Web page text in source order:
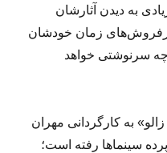
به دیدن آثارشان
زمان خودشان
چه سرنوشتی خواهد
به کارگردانی مهران
7 مهر روی پرده سینماها رفته است؛